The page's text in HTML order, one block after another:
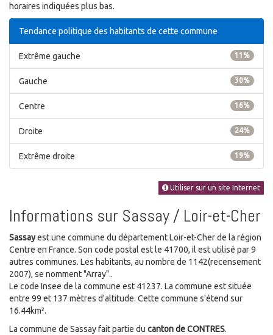
horaires indiquées plus bas.
Tendance politique des habitants de cette commune
11%
Extrême gauche
30%
Gauche
16%
Centre
24%
Droite
19%
Extrême droite
Utiliser sur un site Internet
Informations sur Sassay / Loir-et-Cher
Sassayest une commune du département Loir-et-Cher de la région
Centre en France. Son code postal est le 41700, il est utilisé par 9
autres communes. Les habitants, au nombre de 1142(recensement
2007), se nomment "Array"..
Le code Insee de la commune est 41237. La commune est située
entre 99 et 137 mètres d'altitude. Cette commune s'étend sur
16.44km².
La commune de Sassay fait partie du canton de CONTRES.